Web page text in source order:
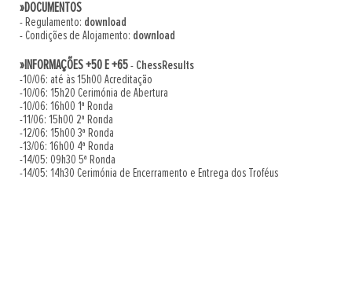
»DOCUMENTOS
- Regulamento: download
- Condições de Alojamento: download
»INFORMAÇÕES +50 E +65- ChessResults
-10/06: até às 15h00 Acreditação
-10/06: 15h20 Cerimónia de Abertura
-10/06: 16h00 1ª Ronda
-11/06: 15h00 2ª Ronda
-12/06: 15h00 3ª Ronda
-13/06: 16h00 4ª Ronda
-14/05: 09h30 5ª Ronda
-14/05: 14h30 Cerimónia de Encerramento e Entrega dos Troféus